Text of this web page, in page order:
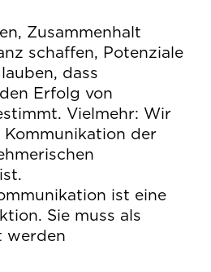
Zusammenhalt
schaffen, Potenziale
dass
Erfolg von
Vielmehr: Wir
Kommunikation der
ist eine
Sie muss als
werden